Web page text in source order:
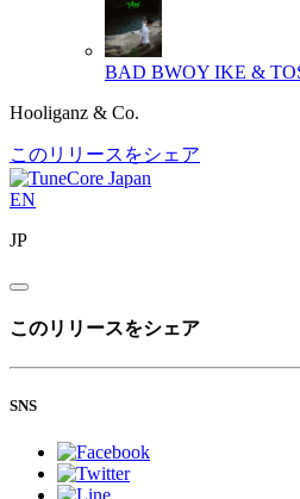
BAD BWOY IKE &
Hooliganz & Co.
このリリースをシェア
EN
JP
このリリースをシェア
SNS